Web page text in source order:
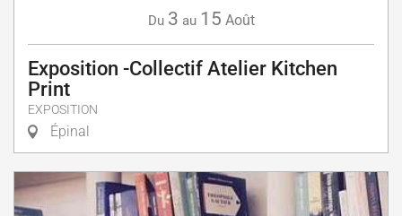
Du 3 au 15 Août
Exposition -Collectif Atelier Kitchen
Print
EXPOSITION
Épinal